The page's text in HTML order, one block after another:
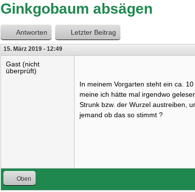
Ginkgobaum absägen
Antworten Letzter Beitrag
15. März 2019 - 12:49
Gast (nicht
überprüft)
In meinem Vorgarten steht ein ca.
meine ich hätte mal irgendwo
Strunk bzw. der Wurzel austreiben,
jemand ob das so stimmt ?
Oben